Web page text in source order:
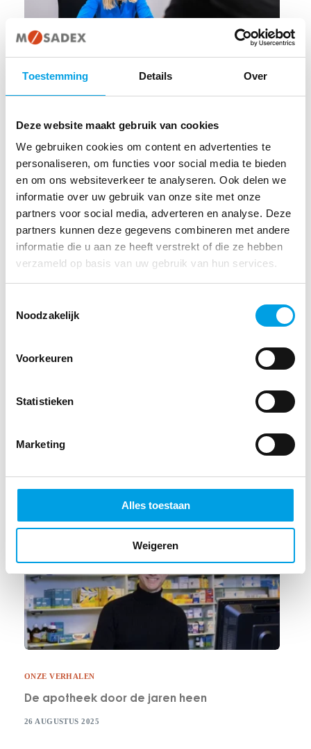
Toestemming Details Over
Deze website maakt gebruik van cookies
We gebruiken cookies om content en advertenties te
personaliseren, om functies voor social media te bieden
en om ons websiteverkeer te analyseren. Ook delen we
informatie over uw gebruik van onze site met onze
partners voor social media, adverteren en analyse. Deze
partners kunnen deze gegevens combineren met andere
informatie die u aan ze heeft verstrekt of die ze hebben
verzameld op basis van uw gebruik van hun services.
Noodzakelijk
Voorkeuren
Statistieken
Marketing
Alles toestaan
Weigeren
de apotheek
6 JANUARI 2026
Een controle-moment voor de gezondheid
31 OKTOBER 2025
ONZE VERHALEN
De apotheek door de jaren heen
26 AUGUSTUS 2025